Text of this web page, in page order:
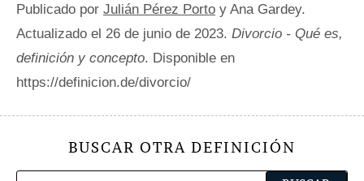
Publicado por Julián Pérez Porto y Ana Gardey.
Actualizado el 26 de junio de 2023. Divorcio - Qué es,
definición y concepto. Disponible en
https://definicion.de/divorcio/
BUSCAR OTRA DEFINICIÓN